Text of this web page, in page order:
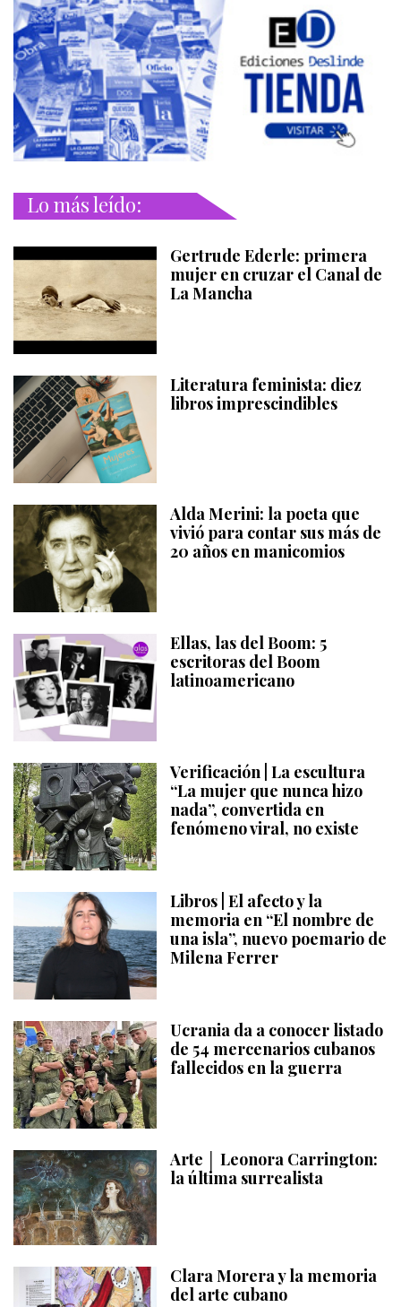
Lo más leído:
Gertrude Ederle: primera
mujer en cruzar el Canal de
La Mancha
Literatura feminista: diez
libros imprescindibles
Alda Merini: la poeta que
vivió para contar sus más de
20 años en manicomios
Ellas, las del Boom: 5
escritoras del Boom
latinoamericano
Verificación | La escultura
“La mujer que nunca hizo
nada”, convertida en
fenómeno viral, no existe
Libros | El afecto y la
memoria en “El nombre de
una isla”, nuevo poemario de
Milena Ferrer
Ucrania da a conocer listado
de 54 mercenarios cubanos
fallecidos en la guerra
Arte │ Leonora Carrington:
la última surrealista
Clara Morera y la memoria
del arte cubano